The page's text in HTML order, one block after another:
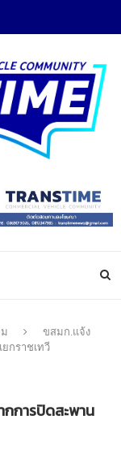
ขสมก.แจ้ง
กราชเทวี
กการปิดสะพาน